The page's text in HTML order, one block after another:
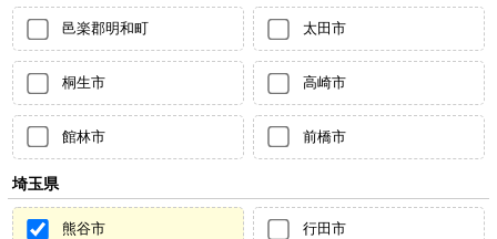
邑楽郡明和町 太田市
桐生市 高崎市
館林市 前橋市
埼玉県
熊谷市 行田市